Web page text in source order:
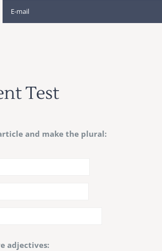
Test
and make the plural:
adjectives: